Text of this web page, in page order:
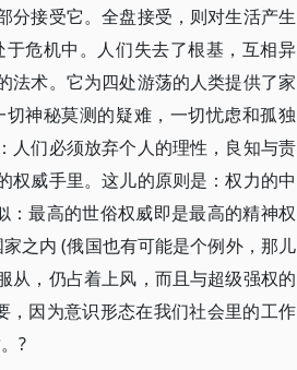
分接受它。全盘接受，则对生活产生
危机中。人们失去了根基，互相异
法术。它为四处游荡的人类提供了家
神秘莫测的疑难，一切忧虑和孤独
人们必须放弃个人的理性，良知与责
权威手里。这儿的原则是：权力的中
最高的世俗权威即是最高的精神权
之内 (俄国也有可能是个例外，那儿
从，仍占着上风，而且与超级强权的
因为意识形态在我们社会里的工作
?